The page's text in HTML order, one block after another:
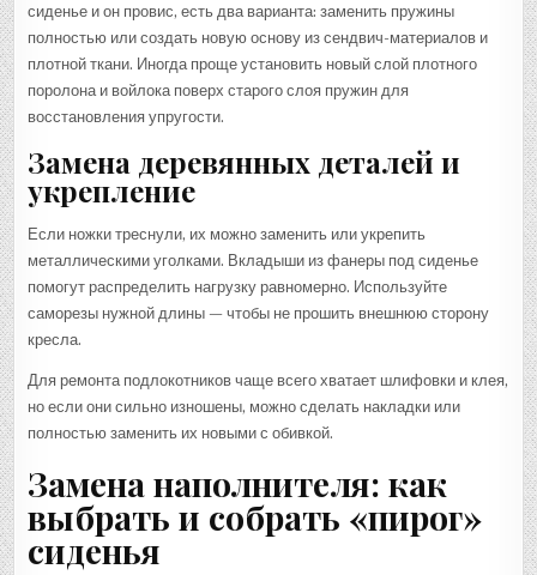
сиденье и он провис, есть два варианта: заменить пружины
полностью или создать новую основу из сендвич-материалов и
плотной ткани. Иногда проще установить новый слой плотного
поролона и войлока поверх старого слоя пружин для
восстановления упругости.
Замена деревянных деталей и
укрепление
Если ножки треснули, их можно заменить или укрепить
металлическими уголками. Вкладыши из фанеры под сиденье
помогут распределить нагрузку равномерно. Используйте
саморезы нужной длины — чтобы не прошить внешнюю сторону
кресла.
Для ремонта подлокотников чаще всего хватает шлифовки и клея,
но если они сильно изношены, можно сделать накладки или
полностью заменить их новыми с обивкой.
Замена наполнителя: как
выбрать и собрать «пирог»
сиденья